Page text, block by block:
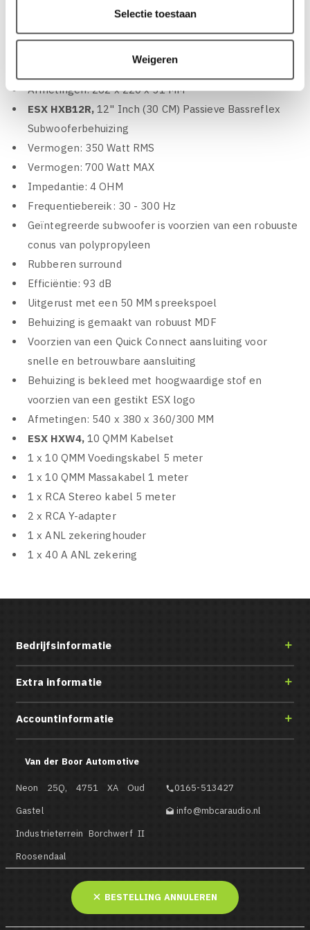
Selectie toestaan
Weigeren
High-Pass Filter: 10 Hz - 250 Hz @ 12 dB/Oct.
Bass Boost: 0 - 12 dB
Bedrijfsspanning: 9 - 15 Volt
Afmetingen: 262 x 220 x 51 MM
ESX HXB12R, 12" Inch (30 CM) Passieve Bassreflex
Subwooferbehuizing
Vermogen: 350 Watt RMS
Vermogen: 700 Watt MAX
Impedantie: 4 OHM
Frequentiebereik: 30 - 300 Hz
Geïntegreerde subwoofer is voorzien van een robuuste
conus van polypropyleen
Rubberen surround
Efficiëntie: 93 dB
Uitgerust met een 50 MM spreekspoel
Behuizing is gemaakt van robuust MDF
Voorzien van een Quick Connect aansluiting voor
snelle en betrouwbare aansluiting
Behuizing is bekleed met hoogwaardige stof en
voorzien van een gestikt ESX logo
Afmetingen: 540 x 380 x 360/300 MM
ESX HXW4, 10 QMM Kabelset
1 x 10 QMM Voedingskabel 5 meter
1 x 10 QMM Massakabel 1 meter
1 x RCA Stereo kabel 5 meter
2 x RCA Y-adapter
1 x ANL zekeringhouder
1 x 40 A ANL zekering
Bedrijfsinformatie 
Extra informatie 
Accountinformatie 
Van der Boor Automotive
Neon 25Q, 4751 XA Oud
Gastel
Industrieterrein Borchwerf II
Roosendaal
0165-513427
 info@mbcaraudio.nl
BESTELLING ANNULEREN